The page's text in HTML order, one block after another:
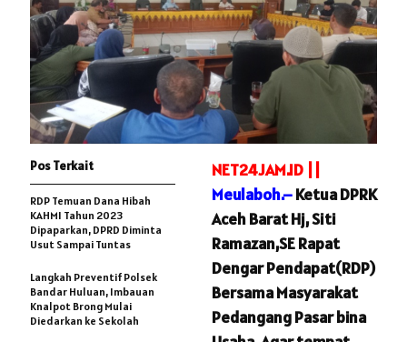
NET24JAM.ID ||
Meulaboh.–Ketua DPRK
Aceh Barat Hj, Siti
Ramazan,SE Rapat
Dengar Pendapat(RDP)
Bersama Masyarakat
Pedangang Pasar bina
Pos Terkait
RDP Temuan Dana Hibah
KAHMI Tahun 2023
Dipaparkan, DPRD Diminta
Usut Sampai Tuntas
Langkah Preventif Polsek
Bandar Huluan, Imbauan
Knalpot Brong Mulai
Diedarkan ke Sekolah